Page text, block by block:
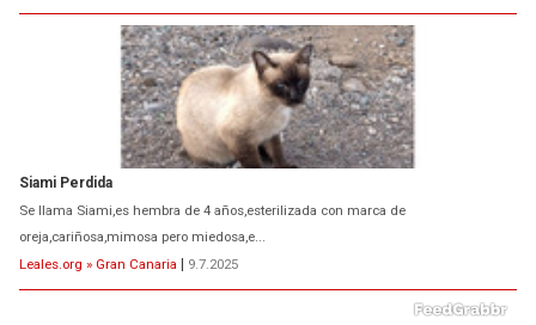
Siami Perdida
Se llama Siami,es hembra de 4 años,esterilizada con marca de
oreja,cariñosa,mimosa pero miedosa,e...
Leales.org » Gran Canaria | 9.7.2025